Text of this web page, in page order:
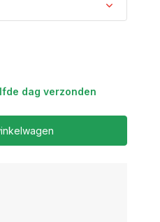
dag verzonden